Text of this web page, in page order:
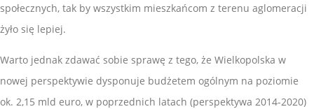
społecznych, tak by wszystkim mieszkańcom z terenu aglomeracji
żyło się lepiej.
Warto jednak zdawać sobie sprawę z tego, że Wielkopolska w
nowej perspektywie dysponuje budżetem ogólnym na poziomie
ok. 2,15 mld euro, w poprzednich latach (perspektywa 2014-2020)